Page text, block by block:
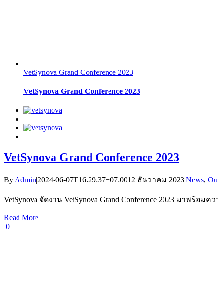
VetSynova Grand Conference 2023
VetSynova Grand Conference 2023
VetSynova Grand Conference 2023
By Admin|2024-06-07T16:29:37+07:0012 ธันวาคม 2023|News,
VetSynova จัดงาน VetSynova Grand Conference 2023 มา
Read More
0